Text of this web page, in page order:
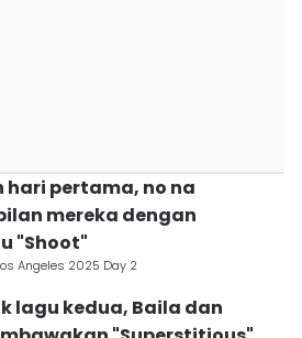
hari pertama, no na
mereka dengan
"Shoot"
Angeles 2025 Day 2
lagu kedua, Baila dan